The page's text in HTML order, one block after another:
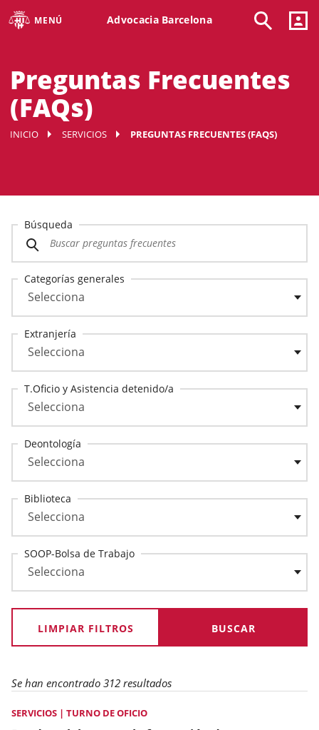
MENÚ Advocacia Barcelona
Preguntas Frecuentes
(FAQs)
INICIO SERVICIOS PREGUNTAS FRECUENTES (FAQS)
Búsqueda
Categorías generales
Extranjería
T.Oficio y Asistencia detenido/a
Deontología
Biblioteca
SOOP-Bolsa de Trabajo
LIMPIAR FILTROS
Se han encontrado 312 resultados
SERVICIOS | TURNO DE OFICIO